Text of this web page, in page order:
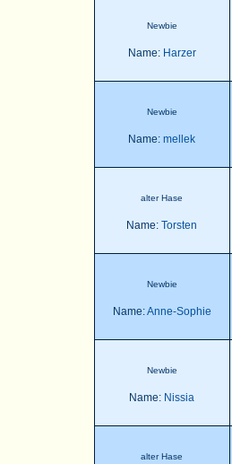
Newbie
Name: Harzer
Newbie
Name: mellek
alter Hase
Name: Torsten
Newbie
Name:Anne-Sophie
Newbie
Name: Nissia
alter Hase